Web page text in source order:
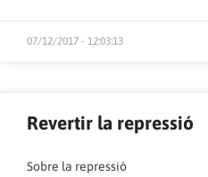
07/12/2017 - 12:03:13
Revertir la repressió
Sobre la repressió